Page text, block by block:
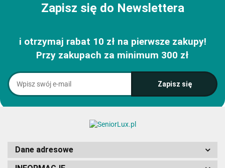
Zapisz się do Newslettera
i otrzymaj rabat 10 zł na pierwsze zakupy!
Przy zakupach za minimum 300 zł
Dane adresowe